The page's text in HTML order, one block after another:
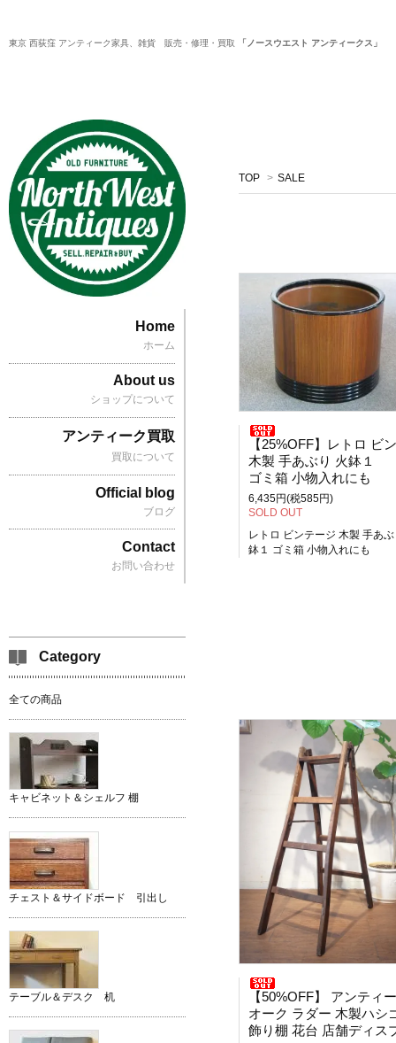
東京 西荻窪 アンティーク家具、雑貨 販売・修理・買取 「ノースウエスト アンティークス」
TOP > SALE
【25%OFF】レトロ ビンテージ
木製 手あぶり 火鉢１
ゴミ箱 小物入れにも
6,435円(税585円)
SOLD OUT
レトロ ビンテージ 木製 手あ
鉢１ ゴミ箱 小物入れにも
【50%OFF】 アンティーク レトロ ヴィンテージ
オーク ラダー 木製ハシ
飾り棚 花台 店舗ディスプレ
Home
ホーム
About us
ショップについて
アンティーク買取
買取について
Official blog
ブログ
Contact
お問い合わせ
Category
全ての商品
キャビネット＆シェルフ 棚
チェスト＆サイドボード 引出し
テーブル＆デスク 机